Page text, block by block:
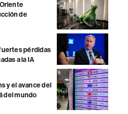
de
pérdidas
a la IA
y el avance del
del mundo